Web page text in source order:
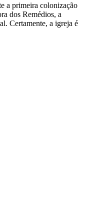
a primeira colonização
dos Remédios, a
Certamente, a igreja é